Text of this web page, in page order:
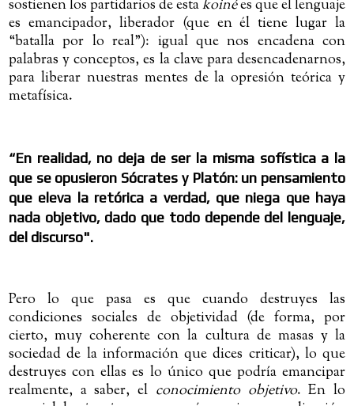
sostienen los partidarios de estakoinées que el lenguaje
es emancipador, liberador (que en él tiene lugar la
“batalla por lo real”): igual que nos encadena con
palabras y conceptos, es la clave para desencadenarnos,
para liberar nuestras mentes de la opresión teórica y
metafísica.
“En realidad, no deja de ser la misma sofística a la
que se opusieron Sócrates y Platón: un pensamiento
que eleva la retórica a verdad, que niega que haya
nada objetivo, dado que todo depende del lenguaje,
del discurso".
Pero lo que pasa es que cuando destruyes las
condiciones sociales de objetividad (de forma, por
cierto, muy coherente con la cultura de masas y la
sociedad de la información que dices criticar), lo que
destruyes con ellas es lo único que podría emancipar
realmente, a saber, el conocimiento objetivo. En lo